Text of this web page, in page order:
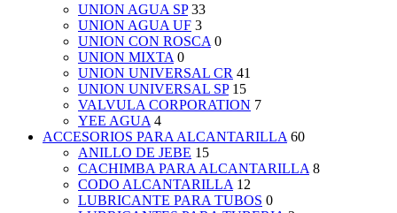
UNION AGUA SP 33
UNION AGUA UF 3
UNION CON ROSCA 0
UNION MIXTA 0
UNION UNIVERSAL CR 41
UNION UNIVERSAL SP 15
VALVULA CORPORATION 7
YEE AGUA 4
ACCESORIOS PARA ALCANTARILLA 60
ANILLO DE JEBE 15
CACHIMBA PARA ALCANTARILLA 8
CODO ALCANTARILLA 12
LUBRICANTE PARA TUBOS 0